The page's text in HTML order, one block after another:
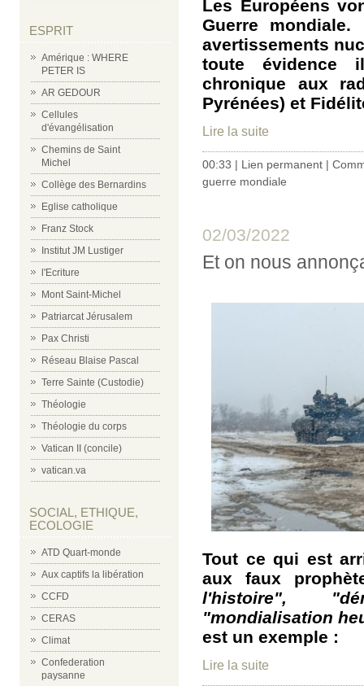
ESPRIT
Amérique : WHERE
PETER IS
AR GEDOUR
Cellules
d'évangélisation
Chemins de Saint
Michel
Collège des Bernardins
Eglise catholique
Franz Stock
Institut JM Lustiger
l'Ecriture
Mont Saint-Michel
Patriarcat Jérusalem
Pax Christi
Réseau Blaise Pascal
Terre Sainte (Custodie)
Théologie
Théologie du corps
Vatican II (concile)
vatican.va
SOCIAL, ETHIQUE,
ECOLOGIE
ATD Quart-monde
Aux captifs la libération
CCFD
CERAS
Climat
Confederation
paysanne
Les Européens
Guerre
avertissements
toute évidence
chronique aux
Pyrénées) et
Lire la suite
00:33 | Lien permanent |
guerre mondiale
02/03/2022
Et on nous
Tout ce qui est
aux faux
l'histoire",
"mondialisation
est un exemple :
Lire la suite